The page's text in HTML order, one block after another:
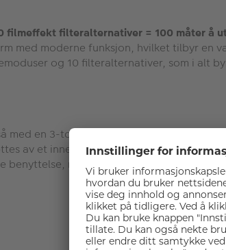
filmeffekt filteralternativer = 100 måter å
med moderne funksjon, hvilket tilbyr
og 10 filteralternativer, som i alt
med en 3-tommers LCD skjerm på
av et innebygget litium-ion batteri
benyttelse, mens selfiespeilet hjelper